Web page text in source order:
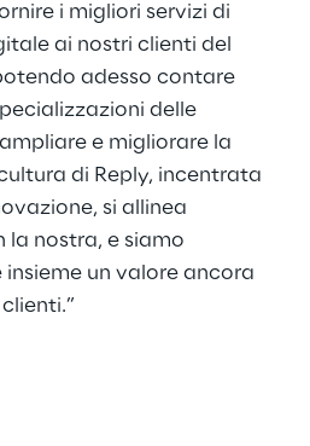
i migliori servizi di
ai nostri clienti del
adesso contare
delle
e migliorare la
di Reply, incentrata
si allinea
nostra, e siamo
un valore ancora